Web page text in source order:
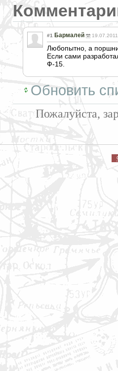
#1 Бармалей
Любопытно, а
Если сами
Ф-15.
Обновить
Пожалуйста,